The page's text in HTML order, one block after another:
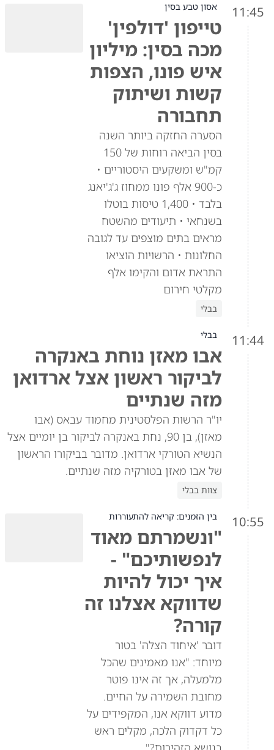
11:45 אסון טבע בסין
טייפון 'דולפין'
מכה בסין: מיליון
איש פונו, הצפות
קשות ושיתוק
תחבורה
הסערה החזקה ביותר השנה
בסין הביאה רוחות של 150
קמ"ש ומשקעים היסטוריים •
כ-900 אלף פונו ממחוז ג'ג'יאנג
בלבד • 1,400 טיסות בוטלו
בשנחאי • תיעודים מהשטח
מראים בתים מוצפים עד לגובה
החלונות • הרשויות הוציאו
התראת אדום והקימו אלף
מקלטי חירום
בבלי
11:44 בבלי
אבו מאזן נוחת באנקרה
לביקור ראשון אצל ארדואן
מזה שנתיים
יו"ר הרשות הפלסטינית מחמוד עבאס (אבו
מאזן), בן 90, נחת באנקרה לביקור בן יומיים אצל
הנשיא הטורקי ארדואן. מדובר בביקורו הראשון
של אבו מאזן בטורקיה מזה שנתיים.
צוות בבלי
10:55 בין הזמנים: קריאה להתעוררות
"ונשמרתם מאוד
לנפשותיכם" -
איך יכול להיות
שדווקא אצלנו זה
קורה?
דובר 'איחוד הצלה' בטור
מיוחד: "אנו מאמינים שהכל
מלמעלה, אך זה אינו פוטר
מחובת השמירה על החיים.
מדוע דווקא אנו, המקפידים על
כל דקדוק הלכה, מקלים ראש